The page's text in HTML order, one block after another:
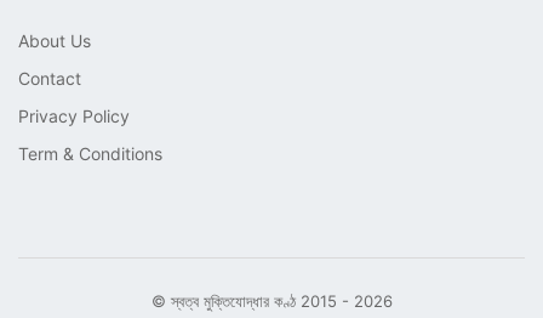
About Us
Contact
Privacy Policy
Term & Conditions
© স্বত্ব মুক্তিযোদ্ধার কণ্ঠ 2015 - 2026